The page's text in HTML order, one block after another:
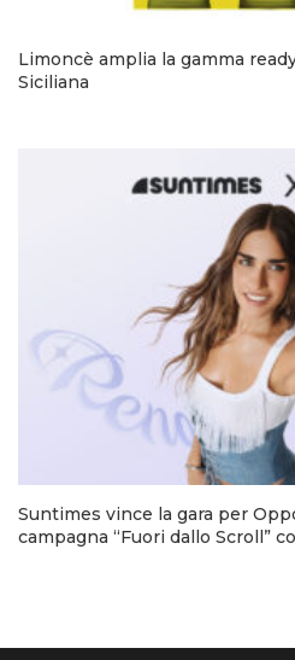
Limoncè amplia la gamma
Siciliana
Suntimes vince la gara per
campagna “Fuori dallo Scroll”